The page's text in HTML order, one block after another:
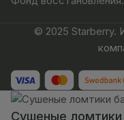
© 2025 Starberry.
Сушеные ломтики